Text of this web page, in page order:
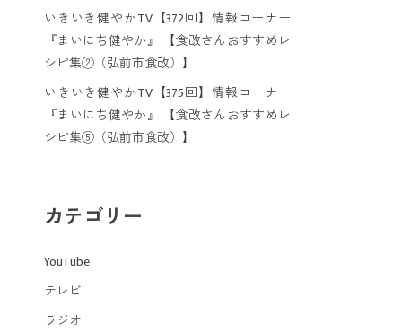
いきいき健やかTV【372回】情報コーナー
『まいにち健やか』 【食改さんおすすめレ
シピ集②（弘前市食改）】
いきいき健やかTV【375回】情報コーナー
『まいにち健やか』 【食改さんおすすめレ
シピ集⑤（弘前市食改）】
カテゴリー
YouTube
テレビ
ラジオ